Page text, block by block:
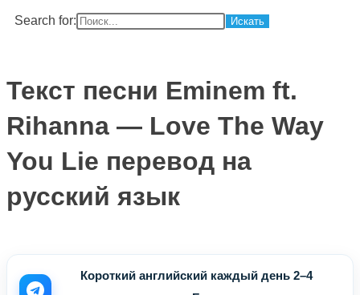
сайте
Search for:
Текст песни Eminem ft.
Rihanna — Love The Way
You Lie перевод на
русский язык
Короткий английский каждый день 2–4